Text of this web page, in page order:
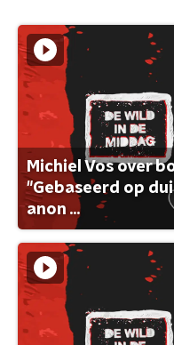
Michiel Vos over
"Gebaseerd op
anon ...